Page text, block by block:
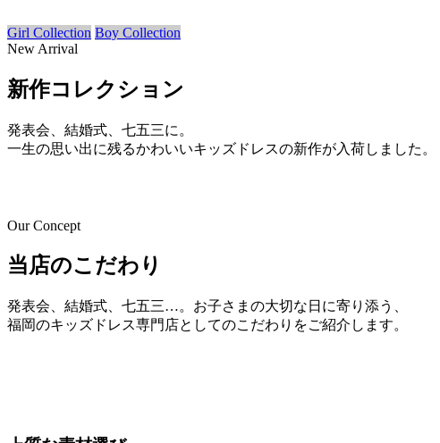
Girl Collection Boy Collection
New Arrival
新作コレクション
発表会、結婚式、七五三に。
一生の思い出に残るかわいいキッズドレスの新作が入荷しました。
Our Concept
当店のこだわり
発表会、結婚式、七五三…。お子さまの大切な日に寄り添う、
福岡のキッズドレス専門店としてのこだわりをご紹介します。